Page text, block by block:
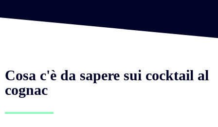
Cosa c'è da sapere sui cocktail al
cognac